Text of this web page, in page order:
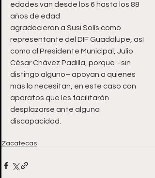
edades van desde los 6 hasta los 88
años de edad
agradecieron a Susi Solís como
representante del DIF Guadalupe, así
como al Presidente Municipal, Julio
César Chávez Padilla, porque –sin
distingo alguno– apoyan a quienes
más lo necesitan, en este caso con
aparatos que les facilitarán
desplazarse ante alguna
discapacidad.
Zacatecas